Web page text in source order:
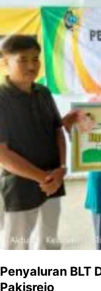
Penyaluran BLT
Pakisrejo